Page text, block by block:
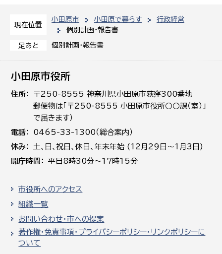
現在位置
小田原市 小田原で暮らす
行政経営
個別計画・報告書
足あと 個別計画・報告書
小田原市役所
住所
〒250-8555 神奈川県小田原市荻窪300番地
郵便物は「〒250-8555 小田原市役所○○課（室）」
で届きます）
電話
0465-33-1300（総合案内）
休み
土､日､祝日、休日、年末年始 (12月29日～1月3日)
開庁時間
平日8時30分～17時15分
市役所へのアクセス
組織一覧
お問い合わせ・市への提案
著作権・免責事項・プライバシーポリシー・リンクポリシーに
ついて